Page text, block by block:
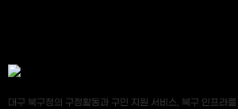
대구 북구청의 구정활동과 구민 지원 서비스, 북구 인프라